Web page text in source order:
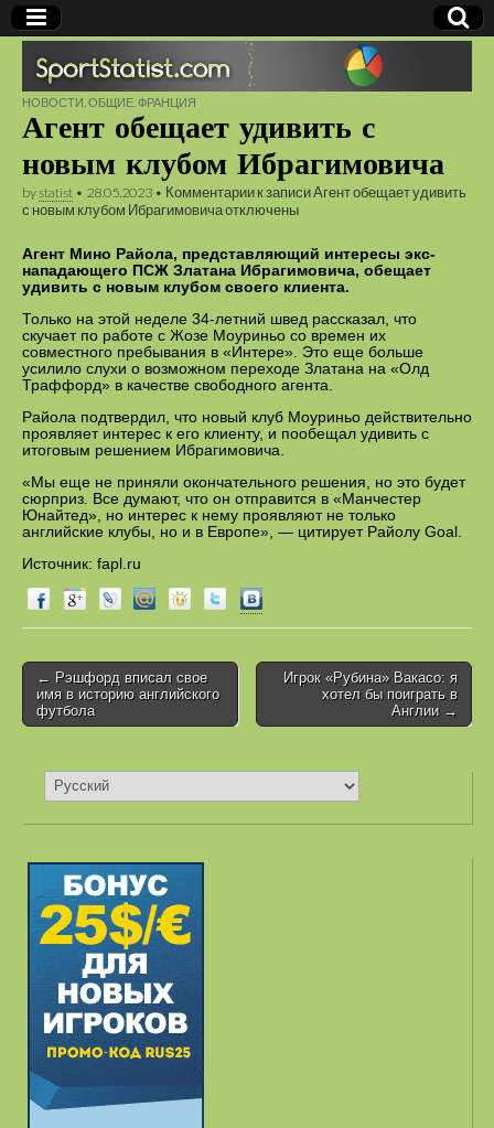
Sportstatist.com
СПОРТСТАТИСТ — сайт спортивных новостей и
статистики, рейтинги букмекерских контор, онлайн
результаты матчей
НОВОСТИ ОБЩИЕ ФРАНЦИЯ
Агент обещает удивить с
новым клубом Ибрагимовича
bystatist • 28.05.2023 • Комментарии к записи Агент обещает удивить
с новым клубом Ибрагимовичаотключены
Агент Мино Райола, представляющий интересы экс-
нападающего ПСЖ Златана Ибрагимовича, обещает
удивить с новым клубом своего клиента.
Только на этой неделе 34-летний швед рассказал, что
скучает по работе с Жозе Моуриньо со времен их
совместного пребывания в «Интере». Это еще больше
усилило слухи о возможном переходе Златана на «Олд
Траффорд» в качестве свободного агента.
Райола подтвердил, что новый клуб Моуриньо действительно
проявляет интерес к его клиенту, и пообещал удивить с
итоговым решением Ибрагимовича.
«Мы еще не приняли окончательного решения, но это будет
сюрприз. Все думают, что он отправится в «Манчестер
Юнайтед», но интерес к нему проявляют не только
английские клубы, но и в Европе», — цитирует Райолу Goal.
Источник: fapl.ru
Post navigation
← Рэшфорд вписал свое
имя в историю английского
футбола
Игрок «Рубина» Вакасо: я
хотел бы поиграть в
Англии →